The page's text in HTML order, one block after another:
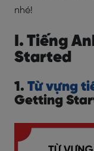
nhé!
I. Tiếng
Started
1. Từ vựng
Getting